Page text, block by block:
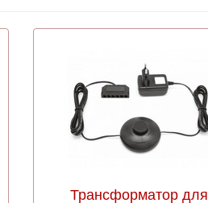
Трансформатор для